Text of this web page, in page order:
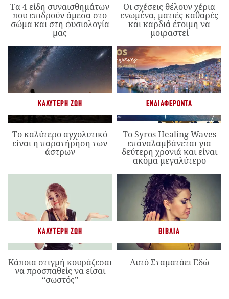
Τα 4 είδη συναισθημάτων
που επιδρούν άμεσα στο
σώμα και στη φυσιολογία
μας
Οι σχέσεις θέλουν χέρια
ενωμένα, ματιές καθαρές
και καρδιά έτοιμη να
μοιραστεί
ΚΑΛΎΤΕΡΗ ΖΩΉ
Το καλύτερο αγχολυτικό
είναι η παρατήρηση των
άστρων
ΕΝΔΙΑΦΈΡΟΝΤΑ
Το Syros Healing Waves
επαναλαμβάνεται για
δεύτερη χρονιά και είναι
ακόμα μεγαλύτερο
ΚΑΛΎΤΕΡΗ ΖΩΉ
Κάποια στιγμή κουράζεσαι
να προσπαθείς να είσαι
“σωστός”
ΒΙΒΛΊΑ
Αυτό Σταματάει Εδώ